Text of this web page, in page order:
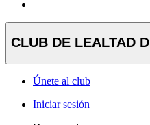
CLUB DE LEALTAD
Únete al club
Iniciar sesión